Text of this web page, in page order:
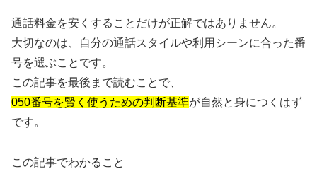
通話料金を安くすることだけが正解ではありません。
大切なのは、自分の通話スタイルや利用シーンに合った番
号を選ぶことです。
この記事を最後まで読むことで、
050番号を賢く使うための判断基準が自然と身につくはず
です。
この記事でわかること